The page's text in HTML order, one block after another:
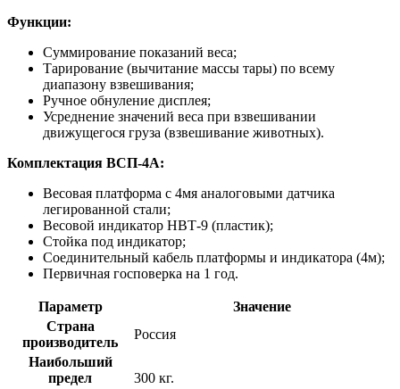
Функции:
Суммирование показаний веса;
Тарирование (вычитание массы тары) по всему
диапазону взвешивания;
Ручное обнуление дисплея;
Усреднение значений веса при взвешивании
движущегося груза (взвешивание животных).
Комплектация ВСП-4А:
Весовая платформа с 4мя аналоговыми датчика
легированной стали;
Весовой индикатор НВТ-9 (пластик);
Стойка под индикатор;
Соединительный кабель платформы и индикатора (4м);
Первичная госповерка на 1 год.
Параметр
Значение
Страна
производитель
Россия
Наибольший
предел
300 кг.